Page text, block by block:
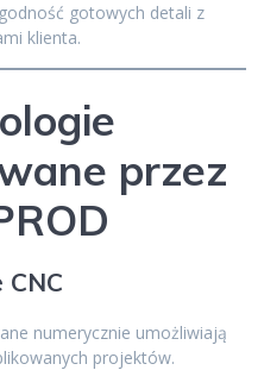
gotowych detali z
klienta.
przez
CNC
numerycznie umożliwiają
projektów.